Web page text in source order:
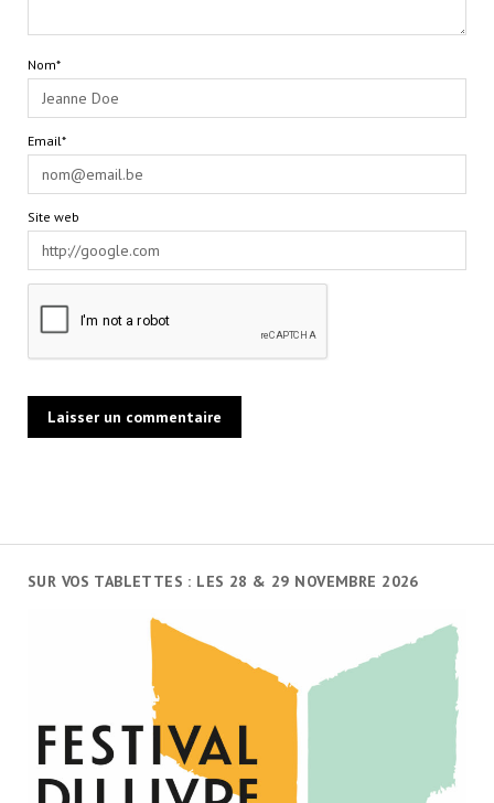
SUR VOS TABLETTES : LES 28 & 29 NOVEMBRE 2026
Nom*
Email*
Site web